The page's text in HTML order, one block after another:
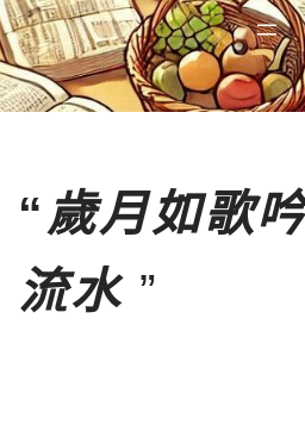
“歲月如歌
流水”